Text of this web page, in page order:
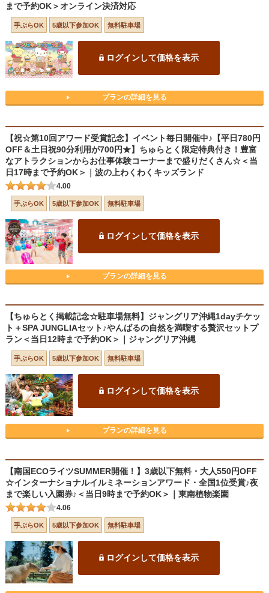
まで予約OK＞オンライン決済対応
手ぶらOK 5歳以下参加OK 無料駐車場
ログインして価格を表示
プランの詳細を見る
【祝☆第10回アワード受賞記念】イベント毎日開催中♪【平日780円
OFF＆土日祝90分利用が700円★】ちゅらとく限定特典付き！豊富
なアトラクションからお仕事体験コーナーまで盛りだくさん☆＜当
日17時まで予約OK＞｜波の上わくわくキッズランド
4.00
手ぶらOK 5歳以下参加OK 無料駐車場
ログインして価格を表示
プランの詳細を見る
【ちゅらとく掲載記念☆駐車場無料】ジャングリア沖縄1dayチケッ
ト＋SPA JUNGLIAセット♪やんばるの自然を満喫する贅沢セットプ
ラン＜当日12時まで予約OK＞｜ジャングリア沖縄
手ぶらOK 5歳以下参加OK 無料駐車場
ログインして価格を表示
プランの詳細を見る
【南国ECOライツSUMMER開催！】3歳以下無料・大人550円OFF
☆インターナショナルイルミネーションアワード・全国1位受賞♪夜
まで楽しい入園券♪＜当日9時まで予約OK＞｜東南植物楽園
4.06
手ぶらOK 5歳以下参加OK 無料駐車場
ログインして価格を表示